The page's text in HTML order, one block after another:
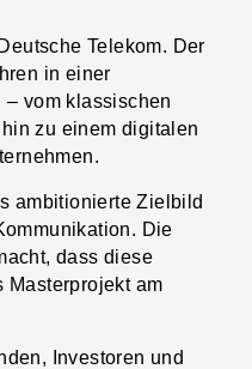
Telekom. Der
in einer
vom klassischen
zu einem digitalen
ambitionierte Zielbild
Die
dass diese
Masterprojekt am
Investoren und